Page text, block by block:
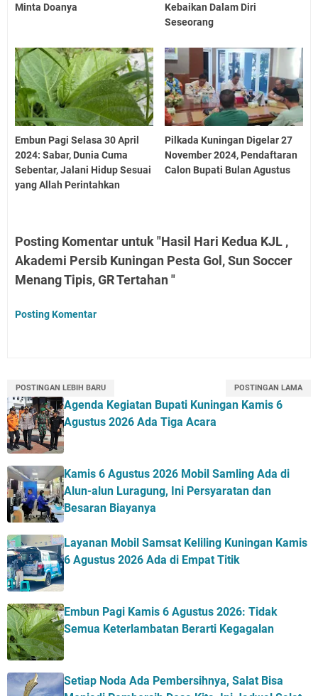
Minta Doanya
Kebaikan Dalam Diri
Seseorang
Embun Pagi Selasa 30 April
2024: Sabar, Dunia Cuma
Sebentar, Jalani Hidup Sesuai
yang Allah Perintahkan
Pilkada Kuningan Digelar 27
November 2024, Pendaftaran
Calon Bupati Bulan Agustus
Posting Komentar untuk "Hasil Hari Kedua KJL ,
Akademi Persib Kuningan Pesta Gol, Sun Soccer
Menang Tipis, GR Tertahan "
Posting Komentar
POSTINGAN LEBIH BARU POSTINGAN LAMA
Agenda Kegiatan Bupati Kuningan Kamis 6
Agustus 2026 Ada Tiga Acara
Kamis 6 Agustus 2026 Mobil Samling Ada di
Alun-alun Luragung, Ini Persyaratan dan
Besaran Biayanya
Layanan Mobil Samsat Keliling Kuningan Kamis
6 Agustus 2026 Ada di Empat Titik
Embun Pagi Kamis 6 Agustus 2026: Tidak
Semua Keterlambatan Berarti Kegagalan
Setiap Noda Ada Pembersihnya, Salat Bisa